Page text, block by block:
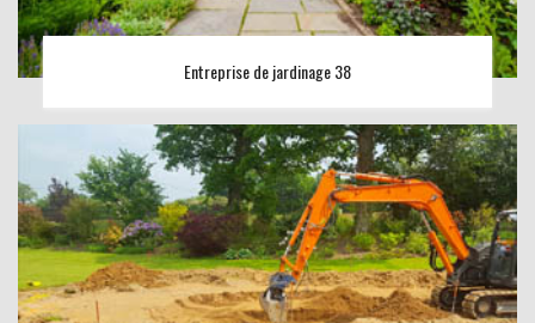
Entreprise de jardinage 38